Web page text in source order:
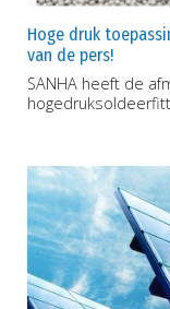
Hoge druk
van de pers!
SANHA heeft de